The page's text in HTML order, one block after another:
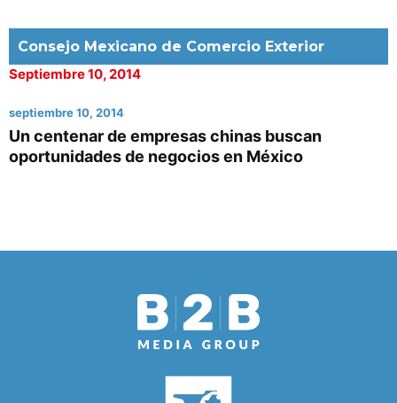
Consejo Mexicano de Comercio Exterior
Septiembre 10, 2014
septiembre 10, 2014
Un centenar de empresas chinas buscan
oportunidades de negocios en México